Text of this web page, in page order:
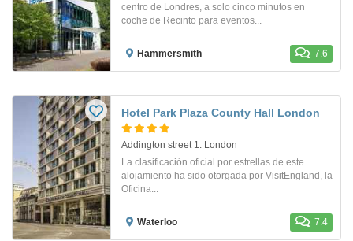
centro de Londres, a solo cinco minutos en
coche de Recinto para eventos...
Hammersmith 7.6
Hotel Park Plaza County Hall London
Addington street 1. London
La clasificación oficial por estrellas de este
alojamiento ha sido otorgada por VisitEngland, la
Oficina...
Waterloo 7.4